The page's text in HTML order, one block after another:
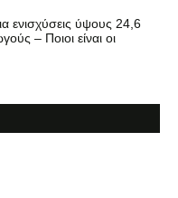
ενισχύσεις ύψους 24,6
– Ποιοι είναι οι